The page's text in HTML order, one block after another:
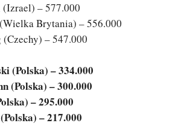
(Izrael) – 577.000
Brytania) – 556.000
(Czechy) – 547.000
(Polska) – 334.000
(Polska) – 300.000
– 295.000
– 217.000